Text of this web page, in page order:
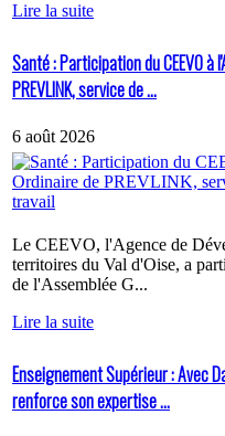
Lire la suite
Santé : Participation du CEEVO à
PREVLINK, service de ...
6 août 2026
Le CEEVO, l'Agence de
territoires du Val d'Oise, a
de l'Assemblée G...
Lire la suite
Enseignement Supérieur : Avec
renforce son expertise ...